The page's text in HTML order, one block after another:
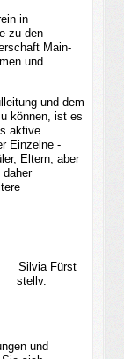
in
zu den
Main-
und
und dem
können, ist es
aktive
Einzelne -
Eltern, aber
daher
Silvia Fürst
stellv.
und